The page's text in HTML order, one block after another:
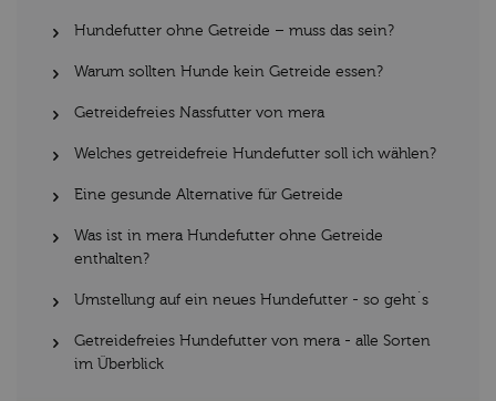
Hundefutter ohne Getreide – muss das sein?
Warum sollten Hunde kein Getreide essen?
Getreidefreies Nassfutter von mera
Welches getreidefreie Hundefutter soll ich wählen?
Eine gesunde Alternative für Getreide
Was ist in mera Hundefutter ohne Getreide
enthalten?
Umstellung auf ein neues Hundefutter - so geht´s
Getreidefreies Hundefutter von mera - alle Sorten
im Überblick